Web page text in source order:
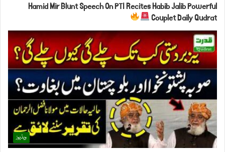
Hamid Mir Blunt Speech On PTI Recites Habib Jalib Powerful
Couplet Daily Qudrat
ویڈیوز